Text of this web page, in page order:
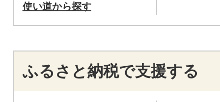
使い道から探す
ふるさと納税で支援する